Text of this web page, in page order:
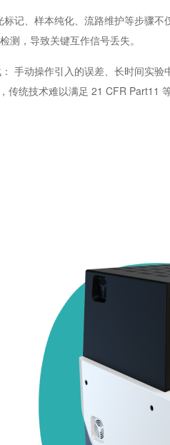
记、样本纯化、流路维护等步骤
测，导致关键互作信号丢失。
手动操作引入的误差、长时间实
传统技术难以满足 21 CFR Part11 等